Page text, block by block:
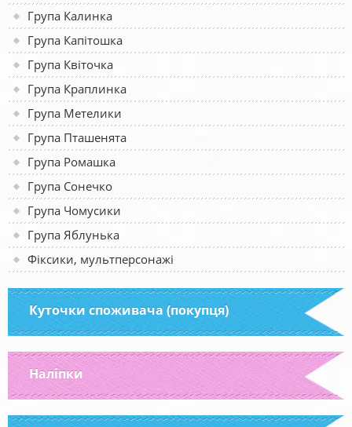
Група Калинка
Група Капітошка
Група Квіточка
Група Краплинка
Група Метелики
Група Пташенята
Група Ромашка
Група Сонечко
Група Чомусики
Група Яблунька
Фіксики, мультперсонажі
Куточки споживача (покупця)
Наліпки